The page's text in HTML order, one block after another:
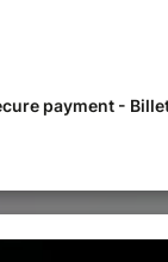
africaines.
: chant,